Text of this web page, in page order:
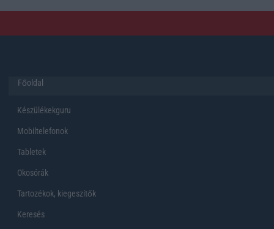
Főoldal
Készülékekguru
Mobiltelefonok
Tabletek
Okosórák
Tartozékok, kiegeszítők
Keresés